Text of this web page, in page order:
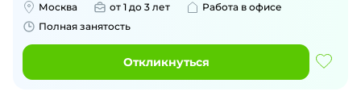
Москва от 1 до 3 лет
Работа в офисе
Полная занятость
Откликнуться